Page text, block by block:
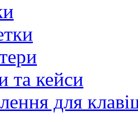
та кейси
для